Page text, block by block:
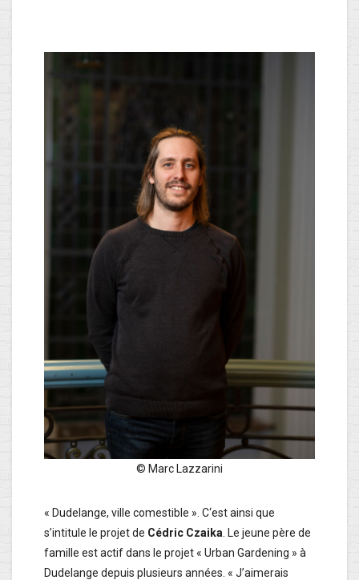
© Marc Lazzarini
« Dudelange, ville comestible ». C‘est ainsi que
s’intitule le projet de Cédric Czaika . Le jeune père de
famille est actif dans le projet « Urban Gardening » à
Dudelange depuis plusieurs années. « J’aimerais